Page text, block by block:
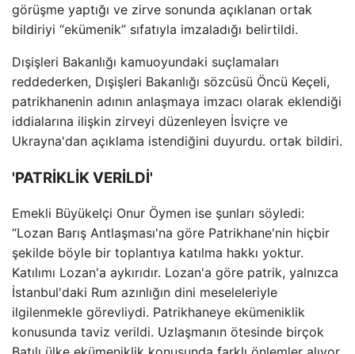
görüşme yaptığı ve zirve sonunda açıklanan ortak
bildiriyi “ekümenik” sıfatıyla imzaladığı belirtildi.
Dışişleri Bakanlığı kamuoyundaki suçlamaları
reddederken, Dışişleri Bakanlığı sözcüsü Öncü Keçeli,
patrikhanenin adının anlaşmaya imzacı olarak eklendiği
iddialarına ilişkin zirveyi düzenleyen İsviçre ve
Ukrayna'dan açıklama istendiğini duyurdu. ortak bildiri.
'PATRİKLİK VERİLDİ'
Emekli Büyükelçi Onur Öymen ise şunları söyledi:
“Lozan Barış Antlaşması'na göre Patrikhane'nin hiçbir
şekilde böyle bir toplantıya katılma hakkı yoktur.
Katılımı Lozan'a aykırıdır. Lozan'a göre patrik, yalnızca
İstanbul'daki Rum azınlığın dini meseleleriyle
ilgilenmekle görevliydi. Patrikhaneye ekümeniklik
konusunda taviz verildi. Uzlaşmanın ötesinde birçok